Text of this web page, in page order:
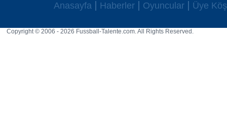
Anasayfa Haberler Oyuncular Üye
Copyright © 2006 - 2026 Fussball-Talente.com. All Rights Reserved.